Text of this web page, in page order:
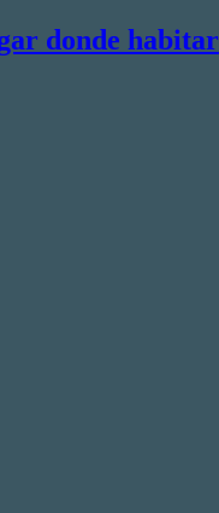
donde habitar